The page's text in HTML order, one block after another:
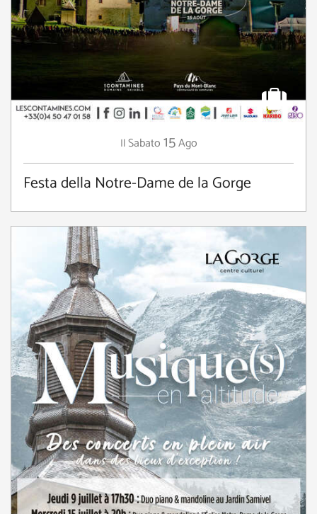
IlSabato15Ago
Festa della Notre-Dame de la Gorge